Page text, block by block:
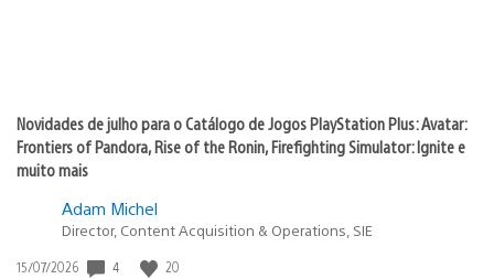
Novidades de julho para o Catálogo de Jogos PlayStation Plus: Avatar:
Frontiers of Pandora, Rise of the Ronin, Firefighting Simulator: Ignite e
muito mais
Adam Michel
Director, Content Acquisition & Operations, SIE
Data
15/07/2026 4 20